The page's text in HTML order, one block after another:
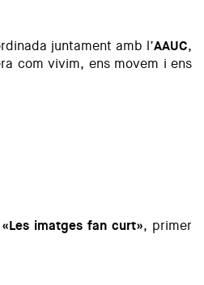
juntament amb l’AAUC,
com vivim, ens movem i ens
«Les imatges fan curt», primer